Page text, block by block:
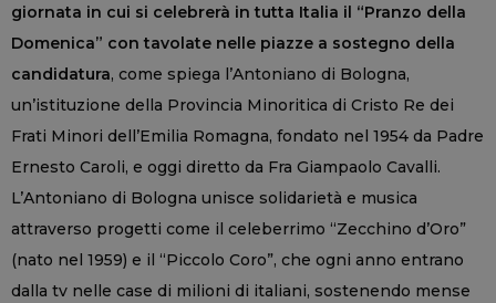
giornata in cui si celebrerà in tutta Italia il “Pranzo della
Domenica” con tavolate nelle piazze a sostegno della
candidatura, come spiega l’Antoniano di Bologna,
un’istituzione della Provincia Minoritica di Cristo Re dei
Frati Minori dell’Emilia Romagna, fondato nel 1954 da Padre
Ernesto Caroli, e oggi diretto da Fra Giampaolo Cavalli.
L’Antoniano di Bologna unisce solidarietà e musica
attraverso progetti come il celeberrimo “Zecchino d’Oro”
(nato nel 1959) e il “Piccolo Coro”, che ogni anno entrano
dalla tv nelle case di milioni di italiani, sostenendo mense